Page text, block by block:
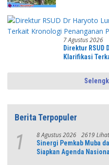
7 Agustus 2026
Direktur RSUD
Klarifikasi
Berita Terpopuler
1 8 Agustus 2026 2619 Lihat
Sinergi Pemkab Muba
Siapkan Agenda